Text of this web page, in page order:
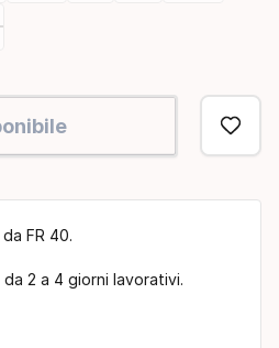
FR 40.
2 a 4 giorni lavorativi.